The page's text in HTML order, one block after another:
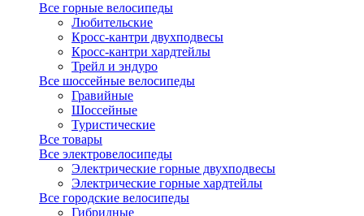
Все горные велосипеды
Любительские
Кросс-кантри двухподвесы
Кросс-кантри хардтейлы
Трейл и эндуро
Все шоссейные велосипеды
Гравийные
Шоссейные
Туристические
Все товары
Все электровелосипеды
Электрические горные двухподвесы
Электрические горные хардтейлы
Все городские велосипеды
Гибридные